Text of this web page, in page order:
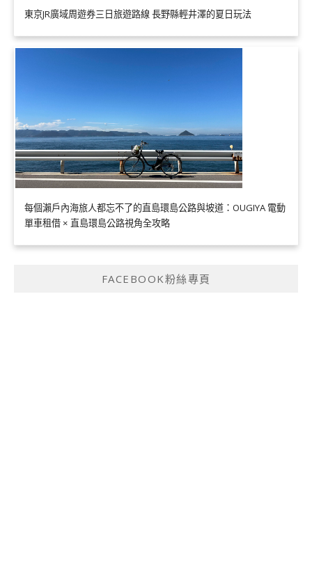
東京JR廣域周遊券三日旅遊路線 長野縣輕井澤的夏日玩法
每個瀨戶內海旅人都忘不了的直島環島公路與坡道：OUGIYA 電動
單車租借 × 直島環島公路視角全攻略
FACEBOOK粉絲專頁